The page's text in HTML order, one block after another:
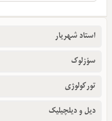
استاد شهریار
سؤزلوک
تورکولوژی
دیل و دیلچیلیک